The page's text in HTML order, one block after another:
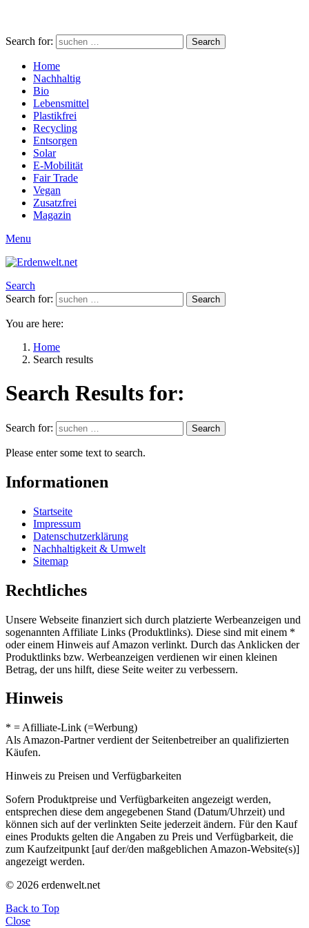
Search for: Search
Home
Nachhaltig
Bio
Lebensmittel
Plastikfrei
Recycling
Entsorgen
Solar
E-Mobilität
Fair Trade
Vegan
Zusatzfrei
Magazin
Menu
Search
Search for:
Search
You are here:
Home
Search results
Search Results for:
Search for: Search
Please enter some text to search.
Informationen
Startseite
Impressum
Datenschutzerklärung
Nachhaltigkeit & Umwelt
Sitemap
Rechtliches
Unsere Webseite finanziert sich durch platzierte Werbeanzeigen und
sogenannten Affiliate Links (Produktlinks). Diese sind mit einem *
oder einem Hinweis auf Amazon verlinkt. Durch das Anklicken der
Produktlinks bzw. Werbeanzeigen verdienen wir einen kleinen
Betrag, der uns hilft, diese Seite weiter zu verbessern.
Hinweis
* = Afilliate-Link (=Werbung)
Als Amazon-Partner verdient der Seitenbetreiber an qualifizierten
Käufen.
Hinweis zu Preisen und Verfügbarkeiten
Sofern Produktpreise und Verfügbarkeiten angezeigt werden,
entsprechen diese dem angegebenen Stand (Datum/Uhrzeit) und
können sich auf der verlinkten Seite jederzeit ändern. Für den Kauf
eines Produkts gelten die Angaben zu Preis und Verfügbarkeit, die
zum Kaufzeitpunkt [auf der/den maßgeblichen Amazon-Website(s)]
angezeigt werden.
© 2026 erdenwelt.net
Back to Top
Close